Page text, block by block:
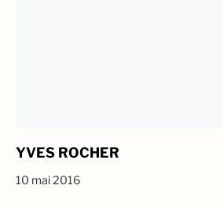
YVES ROCHER
10 mai 2016